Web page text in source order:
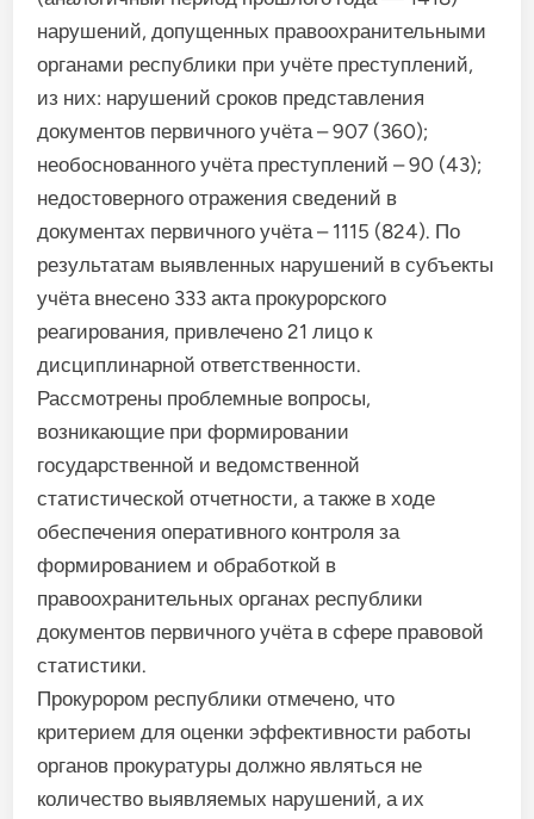
нарушений, допущенных правоохранительными
органами республики при учёте преступлений,
из них: нарушений сроков представления
документов первичного учёта – 907 (360);
необоснованного учёта преступлений – 90 (43);
недостоверного отражения сведений в
документах первичного учёта – 1115 (824). По
результатам выявленных нарушений в субъекты
учёта внесено 333 акта прокурорского
реагирования, привлечено 21 лицо к
дисциплинарной ответственности.
Рассмотрены проблемные вопросы,
возникающие при формировании
государственной и ведомственной
статистической отчетности, а также в ходе
обеспечения оперативного контроля за
формированием и обработкой в
правоохранительных органах республики
документов первичного учёта в сфере правовой
статистики.
Прокурором республики отмечено, что
критерием для оценки эффективности работы
органов прокуратуры должно являться не
количество выявляемых нарушений, а их